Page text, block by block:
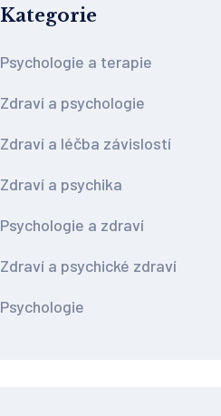
Kategorie
Psychologie a terapie
Zdraví a psychologie
Zdraví a léčba závislostí
Zdraví a psychika
Psychologie a zdraví
Zdraví a psychické zdraví
Psychologie